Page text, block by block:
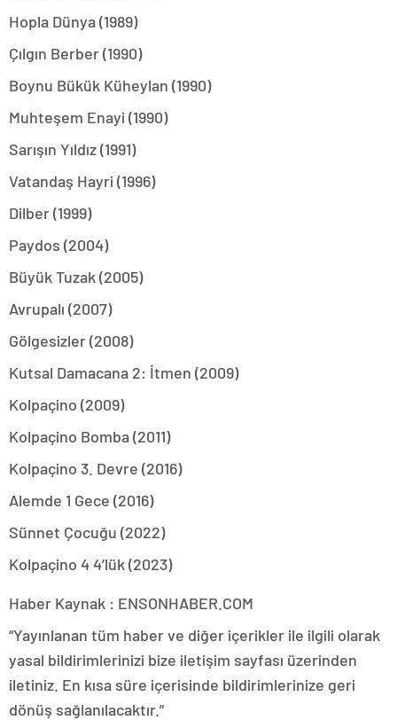
Hopla Dünya (1989)
Çılgın Berber (1990)
Boynu Bükük Küheylan (1990)
Muhteşem Enayi (1990)
Sarışın Yıldız (1991)
Vatandaş Hayri (1996)
Dilber (1999)
Paydos (2004)
Büyük Tuzak (2005)
Avrupalı (2007)
Gölgesizler (2008)
Kutsal Damacana 2: İtmen (2009)
Kolpaçino (2009)
Kolpaçino Bomba (2011)
Kolpaçino 3. Devre (2016)
Alemde 1 Gece (2016)
Sünnet Çocuğu (2022)
Kolpaçino 4 4’lük (2023)
Haber Kaynak : ENSONHABER.COM
“Yayınlanan tüm haber ve diğer içerikler ile ilgili olarak
yasal bildirimlerinizi bize iletişim sayfası üzerinden
iletiniz. En kısa süre içerisinde bildirimlerinize geri
dönüş sağlanılacaktır.”